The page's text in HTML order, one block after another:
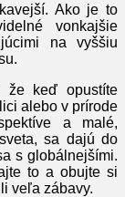
Ako je to
vonkajšie
na vyššiu
že keď opustíte
alebo v prírode
a malé,
sa dajú do
s globálnejšími.
to a obujte si
veľa zábavy.